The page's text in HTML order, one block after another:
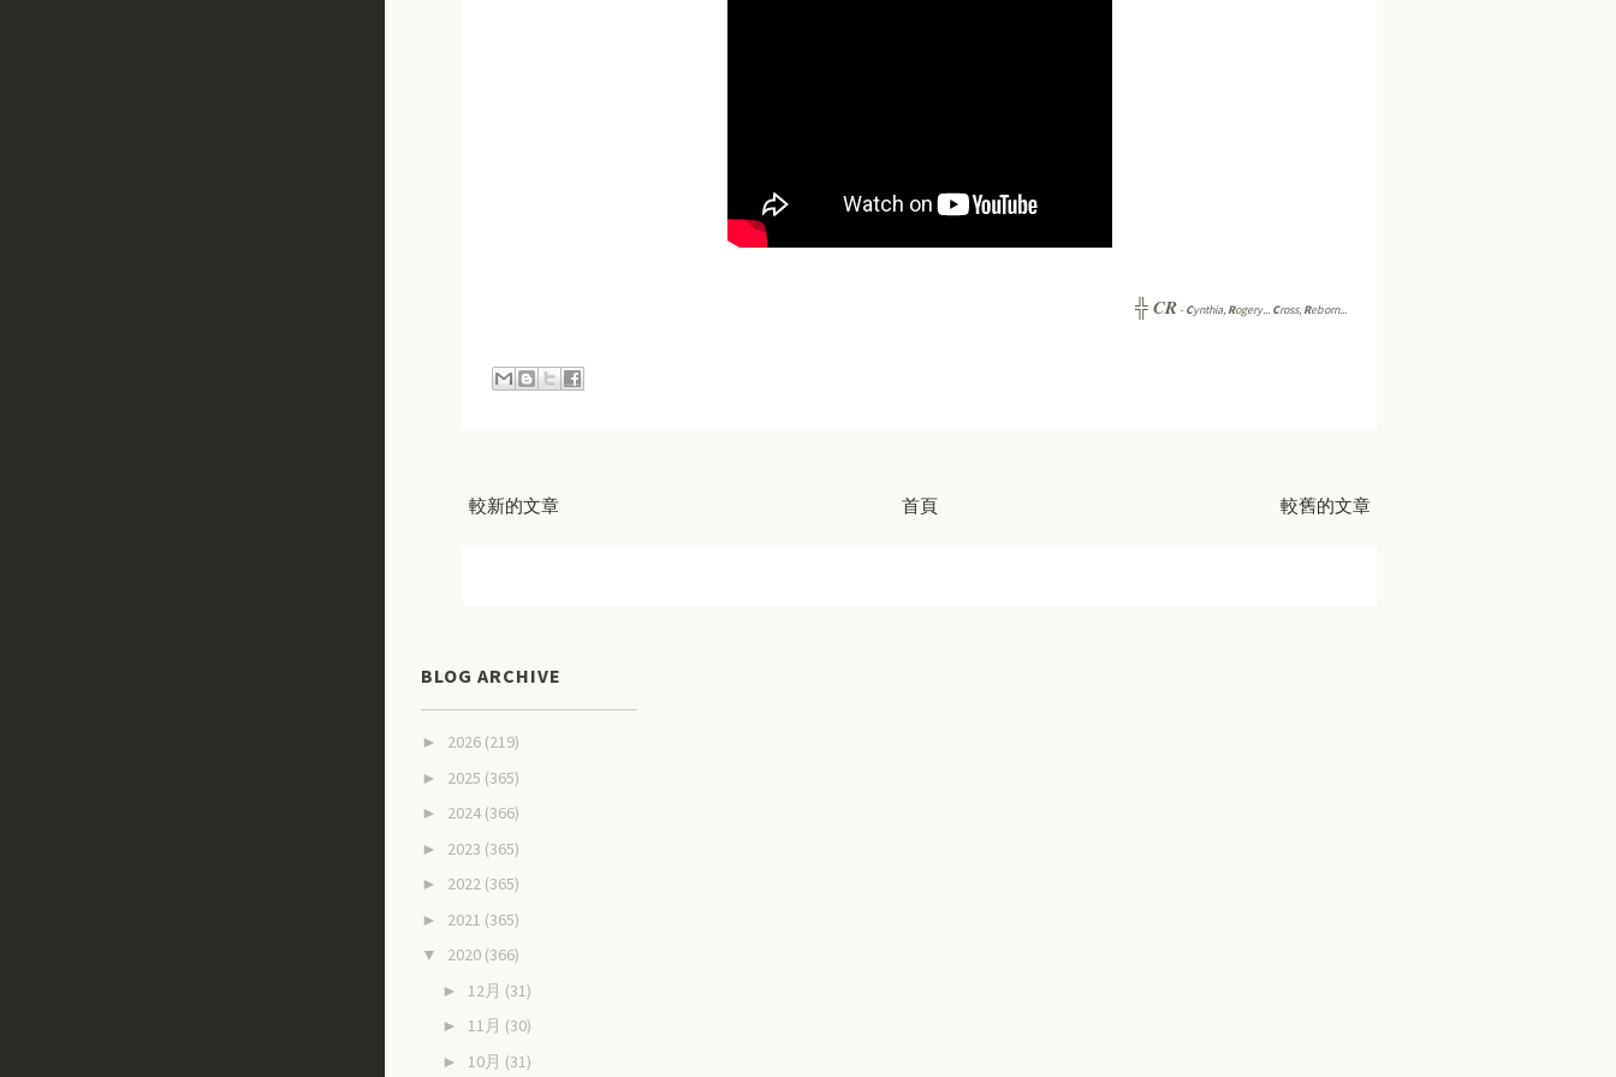
╬ CR -Cynthia, Rogery... Cross, Reborn...
較新的文章 較舊的文章
首頁
BLOG ARCHIVE
► 2026 (219)
► 2025 (365)
► 2024 (366)
► 2023 (365)
► 2022 (365)
► 2021 (365)
▼ 2020 (366)
► 12月 (31)
► 11月 (30)
► 10月 (31)